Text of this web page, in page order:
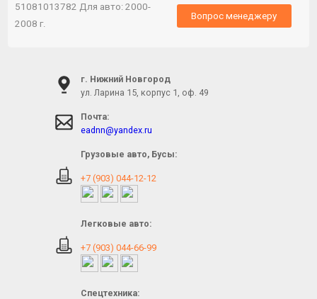
51081013782 Для авто: 2000-
2008 г.
Вопрос менеджеру
г. Нижний Новгород
ул. Ларина 15, корпус 1, оф. 49
Почта:
eadnn@yandex.ru
Грузовые авто, Бусы:
+7 (903) 044-12-12
Легковые авто:
+7 (903) 044-66-99
Спецтехника: